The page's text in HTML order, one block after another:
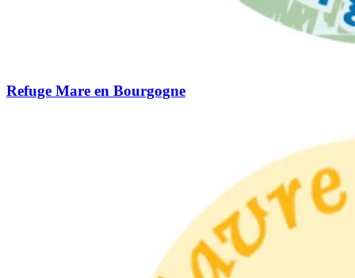
Refuge Mare en Bourgogne